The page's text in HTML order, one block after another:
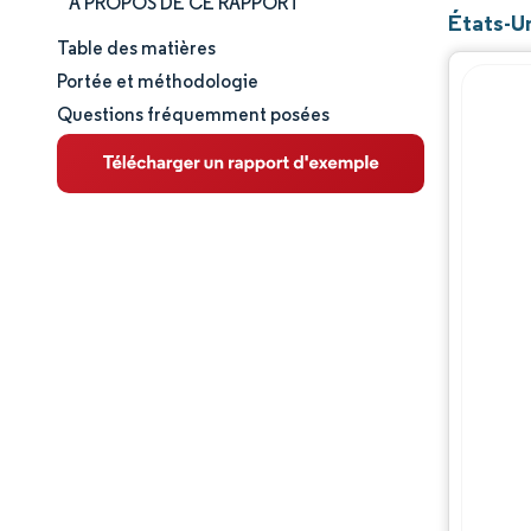
Taille et part de marché
Analyse du marché
Tendances et perspectives
Table des matières
Portée et méthodologie
Questions fréquemment posées
États-